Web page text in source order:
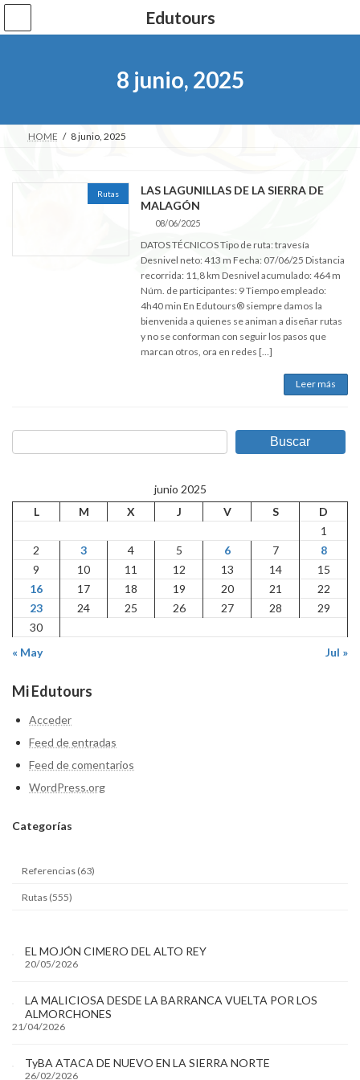
Saltar
contenido
Saltar
la
Edutours
8 junio, 2025
HOME 8 junio, 2025
Rutas
LAS LAGUNILLAS DE LA SIERRA DE
MALAGÓN
08/06/2025
DATOS TÉCNICOS Tipo de ruta: travesía
Desnivel neto: 413 m Fecha: 07/06/25 Distancia
recorrida: 11,8 km Desnivel acumulado: 464 m
Núm. de participantes: 9 Tiempo empleado:
4h40 min En Edutours® siempre damos la
bienvenida a quienes se animan a diseñar rutas
y no se conforman con seguir los pasos que
marcan otros, ora en redes […]
Leer más
Buscar
junio 2025
L
M X J V S
D
1
2
3 4 5 6 7
8
9
10 11 12 13 14
15
16
17 18 19 20 21
22
23
24 25 26 27 28
29
30
« May
Jul »
Mi Edutours
Acceder
Feed de entradas
Feed de comentarios
WordPress.org
Categorías
Referencias (63)
Rutas (555)
EL MOJÓN CIMERO DEL ALTO REY
20/05/2026
LA MALICIOSA DESDE LA BARRANCA VUELTA POR LOS
ALMORCHONES
21/04/2026
TyBA ATACA DE NUEVO EN LA SIERRA NORTE
26/02/2026